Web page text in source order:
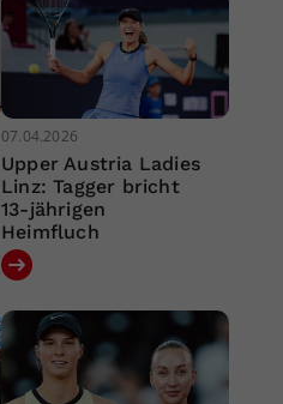
07.04.2026
Upper Austria Ladies
Linz: Tagger bricht
13-jährigen
Heimfluch